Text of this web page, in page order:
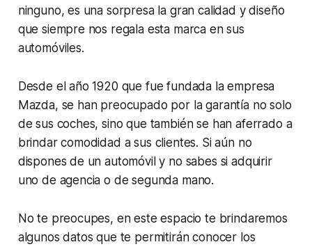
ninguno, es una sorpresa la gran calidad y diseño
que siempre nos regala esta marca en sus
automóviles.
Desde el año 1920 que fue fundada la empresa
Mazda, se han preocupado por la garantía no solo
de sus coches, sino que también se han aferrado a
brindar comodidad a sus clientes. Si aún no
dispones de un automóvil y no sabes si adquirir
uno de agencia o de segunda mano.
No te preocupes, en este espacio te brindaremos
algunos datos que te permitirán conocer los